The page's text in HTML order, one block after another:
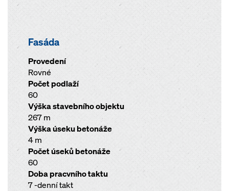
Fasáda
Provedení
Rovné
Počet podlaží
60
Výška stavebního objektu
267 m
Výška úseku betonáže
4 m
Počet úseků betonáže
60
Doba pracvního taktu
7 -denní takt